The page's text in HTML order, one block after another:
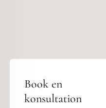
Book en
konsultation